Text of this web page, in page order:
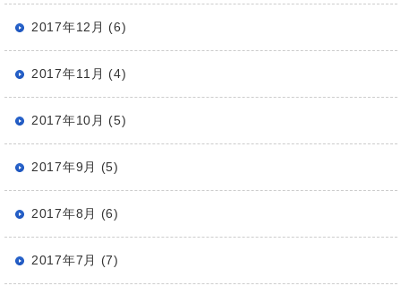
2017年12月 (6)
2017年11月 (4)
2017年10月 (5)
2017年9月 (5)
2017年8月 (6)
2017年7月 (7)